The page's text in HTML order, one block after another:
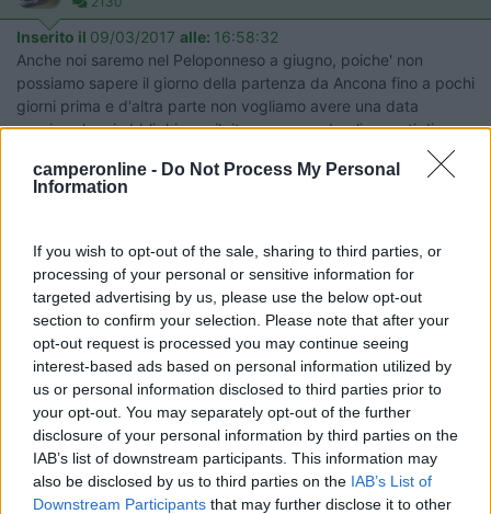
camperonline - Do Not Process My Personal
Information
If you wish to opt-out of the sale, sharing to third parties, or
processing of your personal or sensitive information for
targeted advertising by us, please use the below opt-out
section to confirm your selection. Please note that after your
opt-out request is processed you may continue seeing
interest-based ads based on personal information utilized by
us or personal information disclosed to third parties prior to
your opt-out. You may separately opt-out of the further
disclosure of your personal information by third parties on the
IAB’s list of downstream participants. This information may
also be disclosed by us to third parties on the IAB’s List of
Downstream Participants that may further disclose it to other
Inserito il 09/03/2017 alle: 16:58:32
Anche noi saremo nel Peloponneso a giugno, poiche' non
possiamo sapere il giorno della partenza da Ancona fino a pochi
giorni prima e d'altra parte non vogliamo avere una data
precisa che ci obblighi per il ritorno, secondo gli esperti di
Grecia è fattibile fare i biglietti camper on board direttamente
al porto di Ancona e Patrasso come abbiamo fatto a Calais e
Dover?
253
Inserito il 09/03/2017 alle: 17:23:23
Grazie 'Grinza' dei tuoi racconti tranquillizzanti.
Ti chiedo però se tu compreresti comunque una Roller Tank
anche la più piccola oppure sarebbe inutile.
La mia intenzione se ci riesco è di fare 2/3 giorni in libera e 1 in
campeggio per scarico e ... wifi per figlii
Il dubbio dell'acquisto ti preciso non ce l'ho per il costo quanto
per l'ingombro, in quanto il mio camper ha spazi molto risicati!!!
... comunque è lungo 6,80 quindi se non hai avuto problemi tu
figurati io con il mio macinino!!!!!